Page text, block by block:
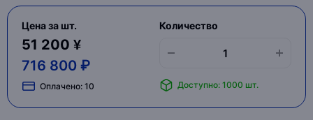
Цена за шт.
51 200 ¥
716 800 ₽
Оплачено: 10
Количество
Доступно: 1000 шт.